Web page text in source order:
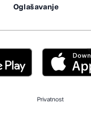
Oglašavanje
Privatnost